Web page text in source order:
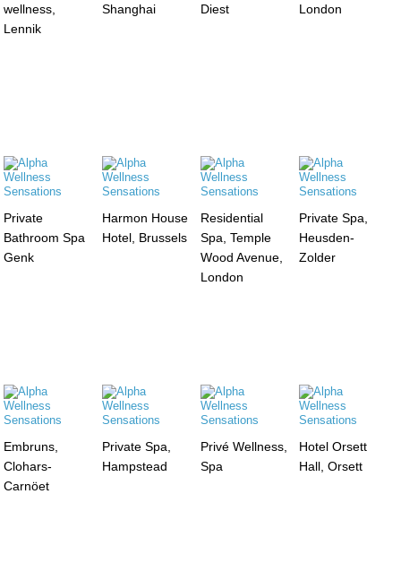
wellness,
Lennik
Shanghai
Diest
London
Private
Bathroom Spa
Genk
Harmon House
Hotel, Brussels
Residential
Spa, Temple
Wood Avenue,
London
Private Spa,
Heusden-
Zolder
Embruns,
Clohars-
Carnöet
Private Spa,
Hampstead
Privé Wellness,
Spa
Hotel Orsett
Hall, Orsett